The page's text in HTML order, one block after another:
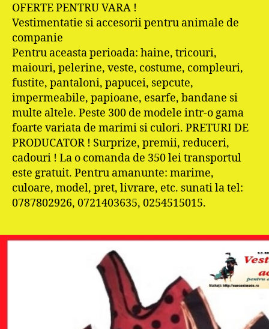
OFERTE PENTRU VARA !
Vestimentatie si accesorii pentru animale de
companie
Pentru aceasta perioada: haine, tricouri,
maiouri, pelerine, veste, costume, compleuri,
fustite, pantaloni, papucei, sepcute,
impermeabile, papioane, esarfe, bandane si
multe altele. Peste 300 de modele intr-o gama
foarte variata de marimi si culori. PRETURI DE
PRODUCATOR ! Surprize, premii, reduceri,
cadouri ! La o comanda de 350 lei transportul
este gratuit. Pentru amanunte: marime,
culoare, model, pret, livrare, etc. sunati la tel:
0787802926, 0721403635, 0254515015.